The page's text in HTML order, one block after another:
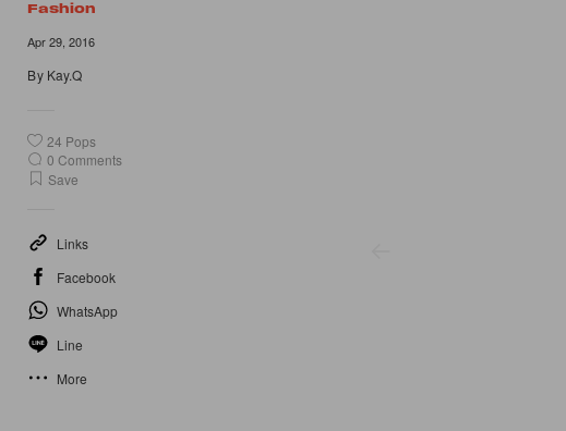
Fashion
Apr 29, 2016
By Kay.Q
24 Pops
0 Comments
Save
Links
Facebook
WhatsApp
Line
More